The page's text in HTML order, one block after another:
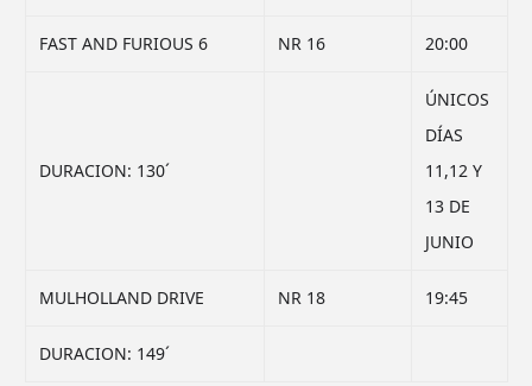
FAST AND FURIOUS 6 NR 16 20:00
DURACION: 130´
ÚNICOS
DÍAS
11,12 Y
13 DE
JUNIO
MULHOLLAND DRIVE NR 18 19:45
DURACION: 149´